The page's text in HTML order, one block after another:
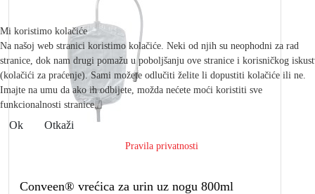
Conveen® vrećica za urin uz nogu 800ml
Mi koristimo kolačiće
Na našoj web stranici koristimo kolačiće. Neki od njih su neophodni za rad
stranice, dok nam drugi pomažu u poboljšanju ove stranice i korisničkog
(kolačići za praćenje). Sami možete odlučiti želite li dopustiti kolačiće ili ne.
Imajte na umu da ako ih odbijete, možda nećete moći koristiti sve
funkcionalnosti stranice.
Ok Otkaži
Pravila privatnosti